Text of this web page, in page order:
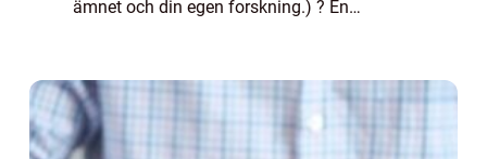
ämnet och din egen forskning.) ? En